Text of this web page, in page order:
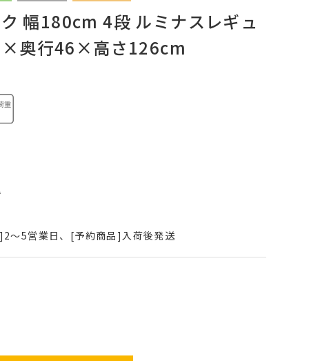
幅180cm 4段 ルミナスレギュ
奥行46×高さ126cm
～5営業日、[予約商品]入荷後発送